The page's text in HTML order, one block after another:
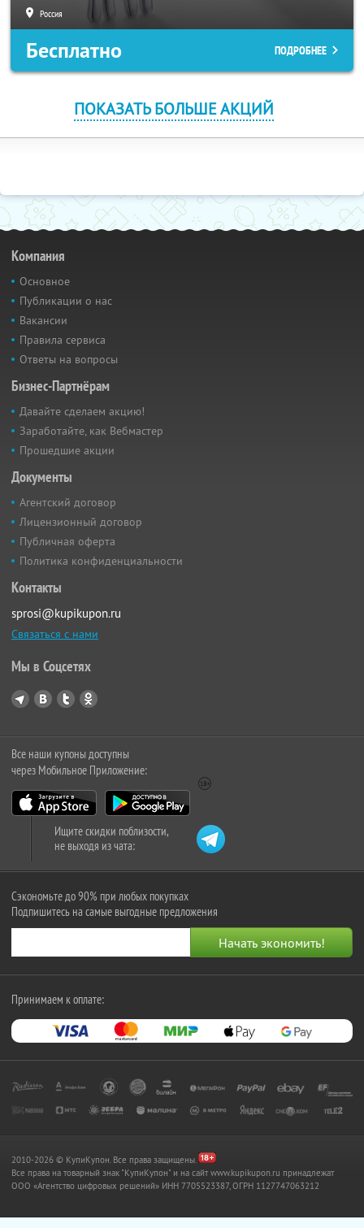
Россия
Бесплатно ПОДРОБНЕЕ
ПОКАЗАТЬ БОЛЬШЕ АКЦИЙ
Компания
Основное
Публикации о нас
Вакансии
Правила сервиса
Ответы на вопросы
Бизнес-Партнёрам
Давайте сделаем акцию!
Заработайте, как Вебмастер
Прошедшие акции
Документы
Агентский договор
Лицензионный договор
Публичная оферта
Политика конфиденциальности
Контакты
sprosi@kupikupon.ru
Связаться с нами
Мы в Соцсетях
Все наши купоны доступны
через Мобильное Приложение:
Ищите скидки поблизости,
не выходя из чата:
Сэкономьте до 90% при любых покупках
Подпишитесь на самые выгодные предложения
Принимаем к оплате:
2010-2026 © КупиКупон. Все права защищены.
Все права на товарный знак "КупиКупон" и на сайт www.kupikupon.ru принадлежат
OOO «Агентство цифровых решений» ИНН 7705523387, ОГРН 1127747063212